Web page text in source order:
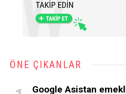
ÖNE ÇIKANLAR
Google Asistan